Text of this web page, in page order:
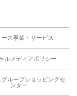
ース事業・サービス
ルメディアポリシー
ループショッピングセ
ンター